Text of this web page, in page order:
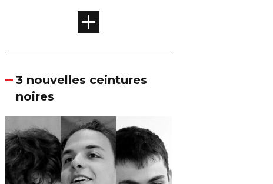
+
3 nouvelles ceintures
noires